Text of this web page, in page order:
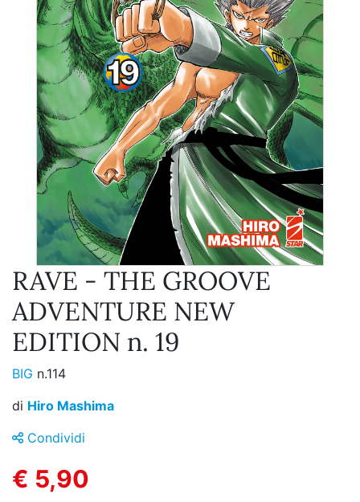
RAVE - THE GROOVE
ADVENTURE NEW
EDITION n. 19
BIG n.114
di Hiro Mashima
Condividi
€ 5,90